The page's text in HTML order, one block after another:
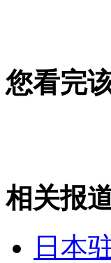
实拍阿拉法特
您看完
相关报
日本